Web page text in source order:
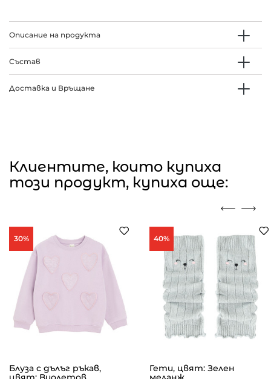
Описание на продукта
Състав
Доставка и Връщане
Клиентите, които купиха
този продукт, купиха още:
30%
Блуза с дълъг ръкав,
40%
Гети, цвят: Зелен